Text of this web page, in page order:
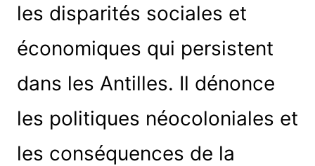
les disparités sociales et
économiques qui persistent
dans les Antilles. Il dénonce
les politiques néocoloniales et
les conséquences de la